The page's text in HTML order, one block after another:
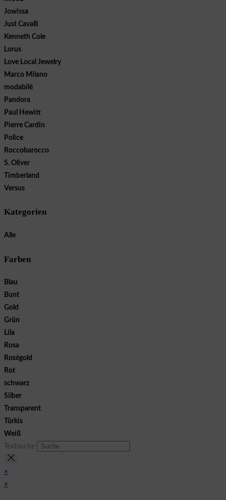
Jowissa
Just Cavalli
Kenneth Cole
Lorus
Love Local Jewelry
Marco Milano
modabilé
Pandora
Paul Hewitt
Pierre Cardin
Police
Roccobarocco
S. Oliver
Timberland
Versus
Kategorien
Alle
Farben
Blau
Bunt
Gold
Grün
Lila
Rosa
Roségold
Rot
schwarz
Silber
Transparent
Türkis
Weiß
Textsuche
×
×